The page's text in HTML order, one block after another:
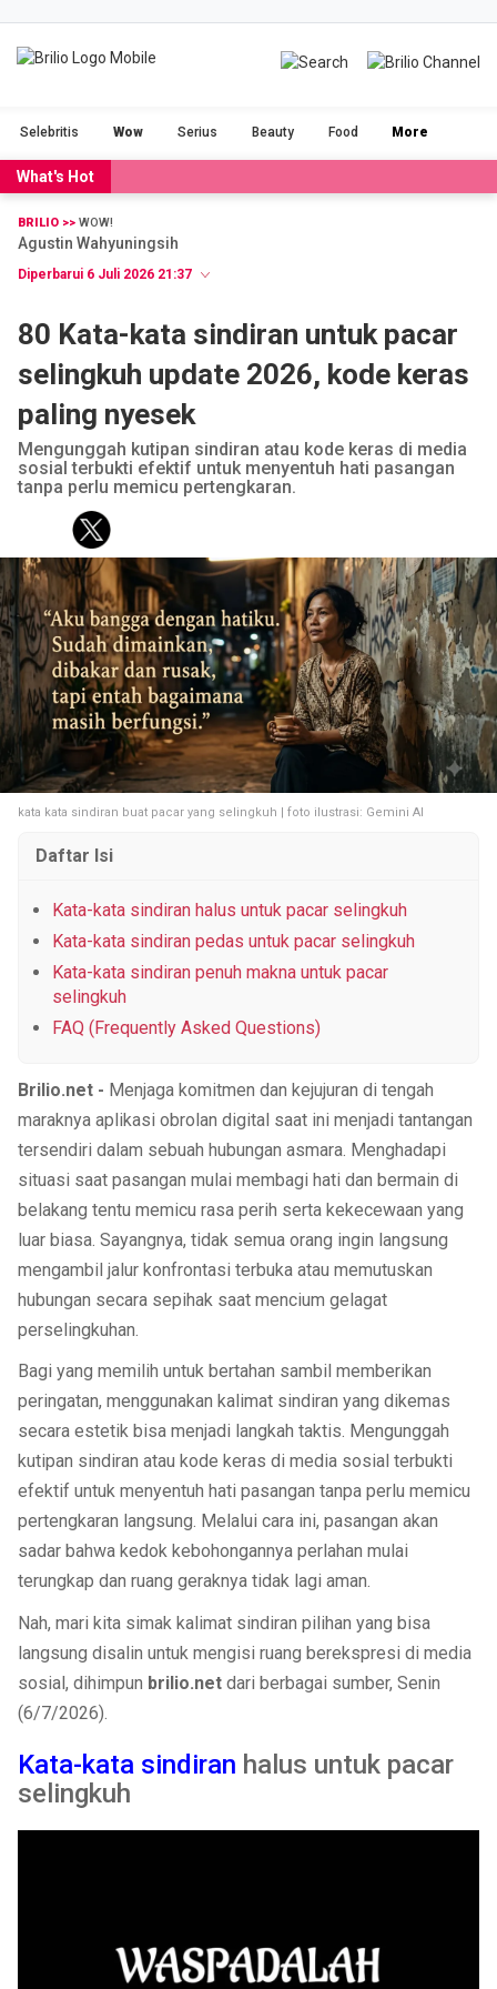
Selebritis Wow Serius Beauty Food More
CINTA NGAKAK
OLAHRAGA POPULAR
SERIUS STORIES
VIDEO RAGAM
FASHION PERSONAL FINANCE
PESTA BOLA
Tentang Brilio Iklan Hak Cipta
Kode Etik
Kontak
Privasi Karir Site Map
© 2026 Brilio.net KLY KapanLagi Youniverse All Right Reserved
What's Hot
BRILIO >> WOW!
Agustin Wahyuningsih
Diperbarui 6 Juli 2026 21:37
80 Kata-kata sindiran untuk pacar
selingkuh update 2026, kode keras
paling nyesek
Mengunggah kutipan sindiran atau kode keras di media
sosial terbukti efektif untuk menyentuh hati pasangan
tanpa perlu memicu pertengkaran.
kata kata sindiran buat pacar yang selingkuh | foto ilustrasi: Gemini AI
Daftar Isi
Kata-kata sindiran halus untuk pacar selingkuh
Kata-kata sindiran pedas untuk pacar selingkuh
Kata-kata sindiran penuh makna untuk pacar
selingkuh
FAQ (Frequently Asked Questions)
Brilio.net - Menjaga komitmen dan kejujuran di tengah
maraknya aplikasi obrolan digital saat ini menjadi tantangan
tersendiri dalam sebuah hubungan asmara. Menghadapi
situasi saat pasangan mulai membagi hati dan bermain di
belakang tentu memicu rasa perih serta kekecewaan yang
luar biasa. Sayangnya, tidak semua orang ingin langsung
mengambil jalur konfrontasi terbuka atau memutuskan
hubungan secara sepihak saat mencium gelagat
perselingkuhan.
Bagi yang memilih untuk bertahan sambil memberikan
peringatan, menggunakan kalimat sindiran yang dikemas
secara estetik bisa menjadi langkah taktis. Mengunggah
kutipan sindiran atau kode keras di media sosial terbukti
efektif untuk menyentuh hati pasangan tanpa perlu memicu
pertengkaran langsung. Melalui cara ini, pasangan akan
sadar bahwa kedok kebohongannya perlahan mulai
terungkap dan ruang geraknya tidak lagi aman.
Nah, mari kita simak kalimat sindiran pilihan yang bisa
langsung disalin untuk mengisi ruang berekspresi di media
sosial, dihimpun brilio.netdari berbagai sumber, Senin
(6/7/2026).
Kata-kata sindiran halus untuk pacar
selingkuh